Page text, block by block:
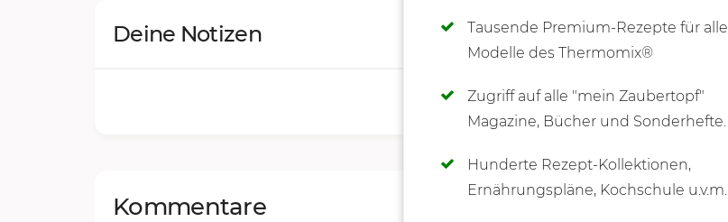
Deine Notizen
SCHREIBE NEUE NOTIZ
Tausende Premium-Rezepte für alle
Modelle des Thermomix®
Zugriff auf alle "mein Zaubertopf"
Magazine, Bücher und Sonderhefte.
Hunderte Rezept-Kollektionen,
Ernährungspläne, Kochschule u.v.m.
Kommentare